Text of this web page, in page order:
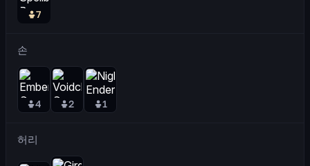
7
손
4 2 1
허리